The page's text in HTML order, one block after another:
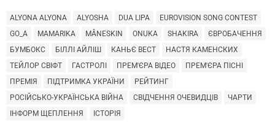
ALYONA ALYONA ALYOSHA DUA LIPA
EUROVISION SONG CONTEST
GO_A
MAMARIKA MÅNESKIN ONUKA SHAKIRA
ЄВРОБАЧЕННЯ
БУМБОКС
БІЛЛІ АЙЛІШ КАНЬЄ ВЕСТ
НАСТЯ КАМЕНСКИХ
ТЕЙЛОР СВІФТ
ГАСТРОЛІ ПРЕМ'ЄРА ВІДЕО
ПРЕМ'ЄРА ПІСНІ
ПРЕМІЯ
ПІДТРИМКА УКРАЇНИ
РЕЙТИНГ
РОСІЙСЬКО-УКРАЇНСЬКА ВІЙНА
СВІДЧЕННЯ ОЧЕВИДЦІВ
ЧАРТИ
ІНФОРМ ЩЕПЛЕННЯ
ІСТОРІЯ